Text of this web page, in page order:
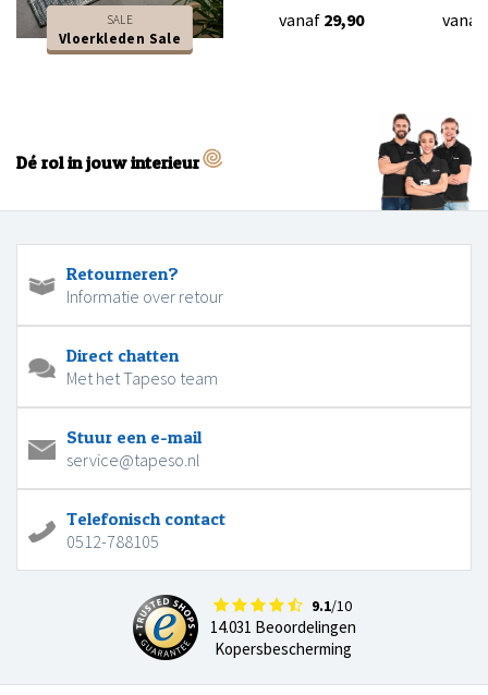
SALE
Vloerkleden Sale
vanaf 29,90 vanaf
Dé rol in jouw interieur
Retourneren?
Informatie over retour
Direct chatten
Met het Tapeso team
Stuur een e-mail
service@tapeso.nl
Telefonisch contact
0512-788105
9.1/10
14.031 Beoordelingen
Kopersbescherming